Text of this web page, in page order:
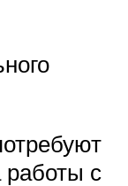
работы с